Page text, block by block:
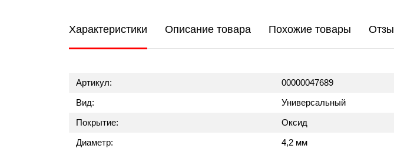
Характеристики Описание товара Похожие товары
Артикул:
00000047689
Вид:
Универсальный
Покрытие:
Оксид
Диаметр:
4,2 мм